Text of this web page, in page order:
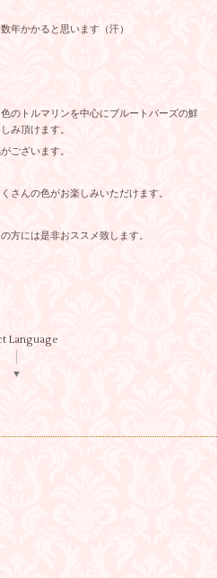
年かかると思います（汗）
のトルマリンを中心にブルートパーズの鮮
み頂けます。
ございます。
さんの色がお楽しみいただけます。
方には是非おススメ致します。
Language
▼